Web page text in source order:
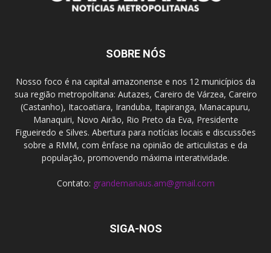
SOBRE NÓS
Nosso foco é na capital amazonense e nos 12 municípios da
sua região metropolitana: Autazes, Careiro de Várzea, Careiro
(Castanho), Itacoatiara, Iranduba, Itapiranga, Manacapuru,
Manaquiri, Novo Airão, Rio Preto da Eva, Presidente
Figueiredo e Silves. Abertura para notícias locais e discussões
sobre a RMM, com ênfase na opinião de articulistas e da
população, promovendo máxima interatividade.
Contato: grandemanaus.am@gmail.com
SIGA-NOS